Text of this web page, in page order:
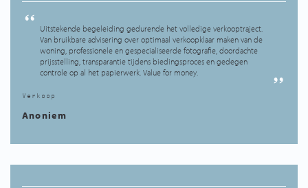
Uitstekende begeleiding gedurende het volledige verkooptraject.
Van bruikbare advisering over optimaal verkoopklaar maken van de
woning, professionele en gespecialiseerde fotografie, doordachte
prijsstelling, transparantie tijdens biedingsproces en gedegen
controle op al het papierwerk. Value for money.
Verkoop
Anoniem